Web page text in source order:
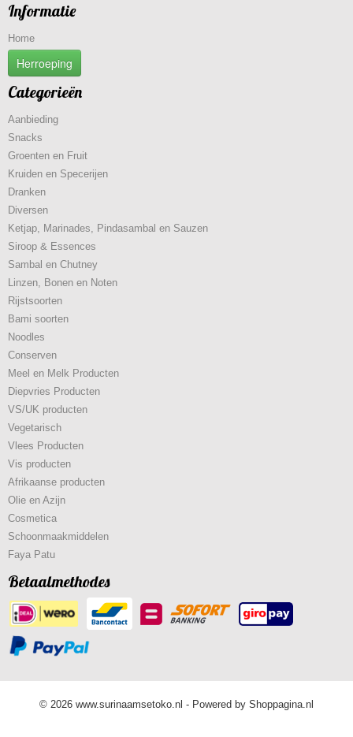
Informatie
Home
Herroeping
Categorieën
Aanbieding
Snacks
Groenten en Fruit
Kruiden en Specerijen
Dranken
Diversen
Ketjap, Marinades, Pindasambal en Sauzen
Siroop & Essences
Sambal en Chutney
Linzen, Bonen en Noten
Rijstsoorten
Bami soorten
Noodles
Conserven
Meel en Melk Producten
Diepvries Producten
VS/UK producten
Vegetarisch
Vlees Producten
Vis producten
Afrikaanse producten
Olie en Azijn
Cosmetica
Schoonmaakmiddelen
Faya Patu
Betaalmethodes
© 2026 www.surinaamsetoko.nl - Powered by Shoppagina.nl